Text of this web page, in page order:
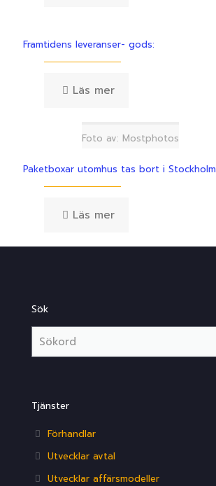
Framtidens leveranser- gods:
Läs mer
Foto av: Mostphotos
Paketboxar utomhus tas bort i Stockholm
Läs mer
Sök
Tjänster
Förhandlar
Utvecklar avtal
Utvecklar affärsmodeller